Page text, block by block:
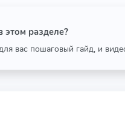
этом разделе?
вас пошаговый гайд, и